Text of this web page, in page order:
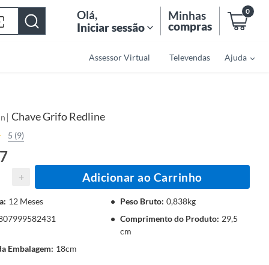
Olá,
Iniciar sessão
Minhas
compras
0
Assessor Virtual Televendas Ajuda
| Chave Grifo Redline
5 (9)
+ Adicionar ao Carrinho
: 12 Meses Peso Bruto: 0,838kg
Comprimento do Produto: 29,5
cm
Embalagem: 18cm